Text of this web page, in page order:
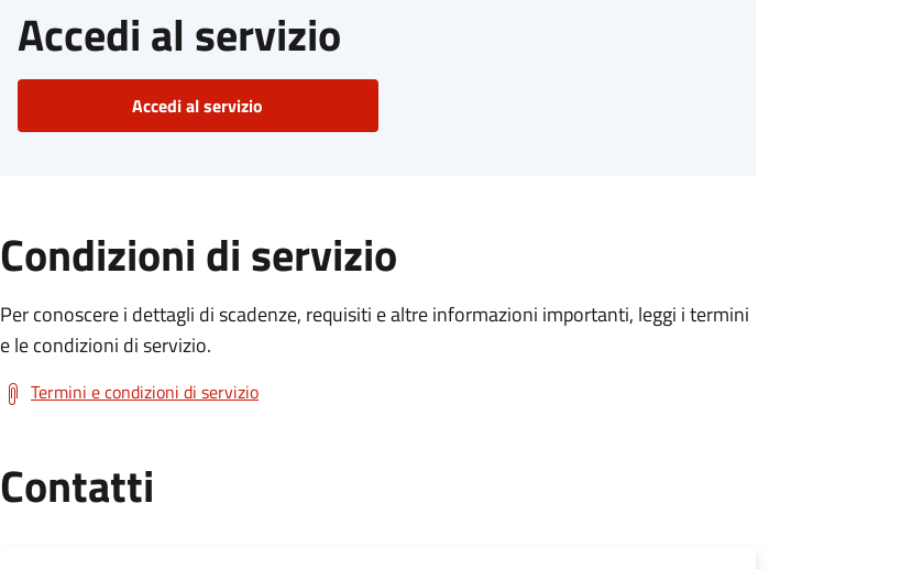
Accedi al servizio
Accedi al servizio
Condizioni di servizio
Per conoscere i dettagli di scadenze, requisiti e altre informazioni importanti, leggi i termini
e le condizioni di servizio.
Termini e condizioni di servizio
Contatti